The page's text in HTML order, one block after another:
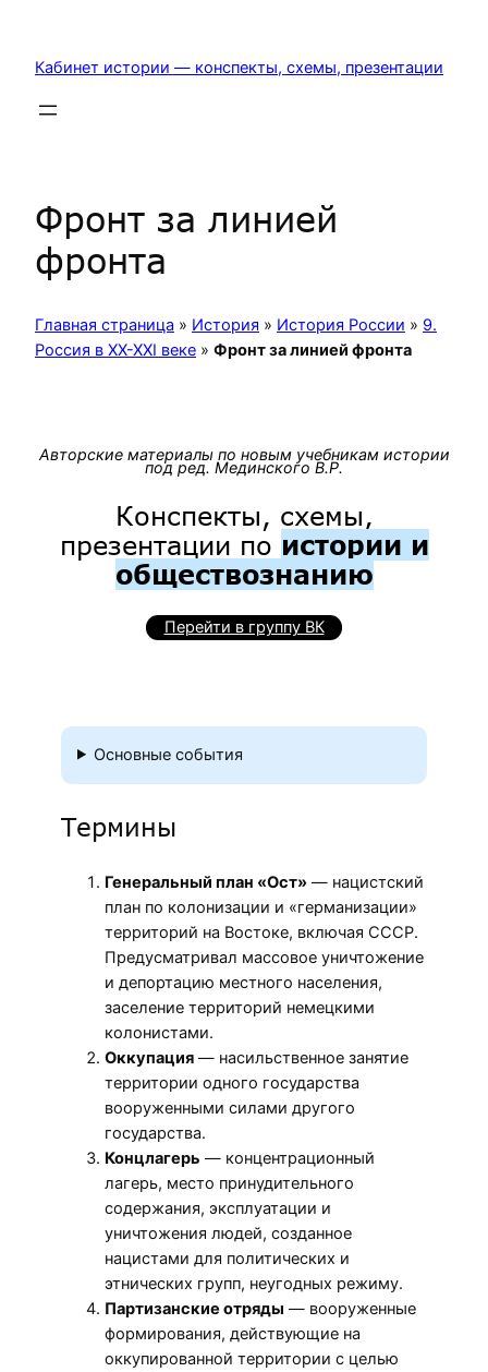
содержимому
Кабинет истории — конспекты, схемы, презентации
Фронт за линией
фронта
Главная страница » История » История России » 9.
Россия в XX-XXI веке » Фронт за линией фронта
Авторские материалы по новым учебникам истории
под ред. Мединского В.Р.
Конспекты, схемы,
презентации по истории и
обществознанию
Перейти в группу ВК
Основные события
Термины
Генеральный план «Ост» — нацистский
план по колонизации и «германизации»
территорий на Востоке, включая СССР.
Предусматривал массовое уничтожение
и депортацию местного населения,
заселение территорий немецкими
колонистами.
Оккупация — насильственное занятие
территории одного государства
вооруженными силами другого
государства.
Концлагерь — концентрационный
лагерь, место принудительного
содержания, эксплуатации и
уничтожения людей, созданное
нацистами для политических и
этнических групп, неугодных режиму.
Партизанские отряды — вооруженные
формирования, действующие на
оккупированной территории с целью